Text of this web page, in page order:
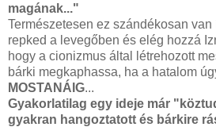
magának..."
Természetesen ez szándékosan
repked a levegőben és elég hozzá
hogy a cionizmus által létrehozott
bárki megkaphassa, ha a hatalom
MOSTANÁIG...
Gyakorlatilag egy ideje már
gyakran hangoztatott és bárkire